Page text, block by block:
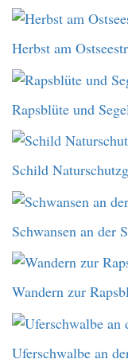
Herbst am
Rapsblüte und
Schild
Schwansen an der
Wandern zur
Uferschwalbe an